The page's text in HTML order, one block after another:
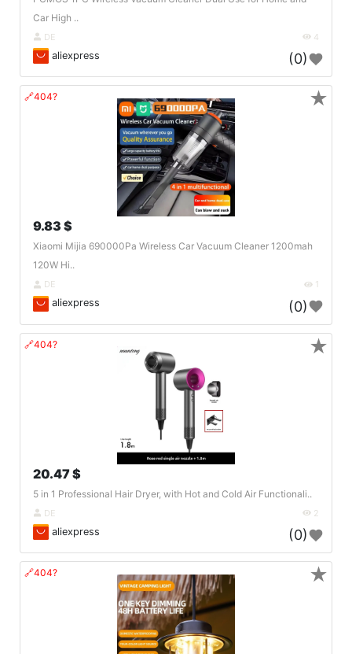
Car High ..
DE 4
aliexpress (0)
🔗404?
9.83 $
Xiaomi Mijia 690000Pa Wireless Car Vacuum Cleaner 1200mah
120W Hi..
DE 1
aliexpress (0)
★
🔗404?
20.47 $
5 in 1 Professional Hair Dryer, with Hot and Cold Air Functionali..
DE 2
aliexpress (0)
★
🔗404? ★